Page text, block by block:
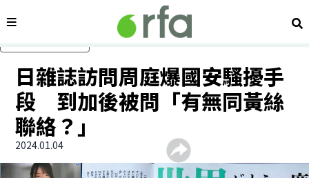
內容分類 搜
日雜誌訪問周庭爆國安騷擾手
段 到加後被問「有無同黃絲
聯絡？」
2024.01.04